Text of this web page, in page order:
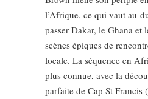
l’Afrique, ce qui vaut au
passer Dakar, le Ghana et
scènes épiques de
locale. La séquence en
plus connue, avec la
parfaite de Cap St Francis